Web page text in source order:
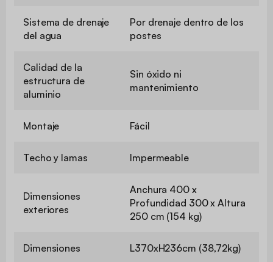
Sistema de drenaje
del agua
Por drenaje dentro de los
postes
Calidad de la
estructura de
aluminio
Sin óxido ni
mantenimiento
Montaje Fácil
Techo y lamas Impermeable
Dimensiones
exteriores
Anchura 400 x
Profundidad 300 x Altura
250 cm (154 kg)
Dimensiones L370xH236cm (38,72kg)